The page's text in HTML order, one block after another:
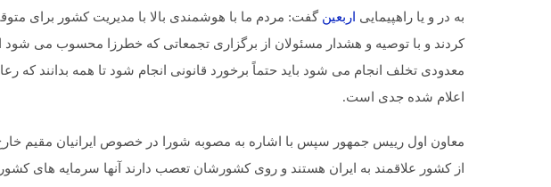
به در و یا راهپیمایی اربعینگفت: مردم ما با هوشمندی بالا با مدیریت کشور برای
کردند و با توصیه و هشدار مسئولان از برگزاری تجمعاتی که خطرزا محسوب می شود
معدودی تخلف انجام می شود باید حتماً برخورد قانونی انجام شود تا همه بدانند که
اعلام شده جدی است.
معاون اول رییس جمهور سپس با اشاره به مصوبه شورا در خصوص ایرانیان مقیم
از کشور علاقمند به ایران هستند و روی کشورشان تعصب دارند آنها سرمایه های